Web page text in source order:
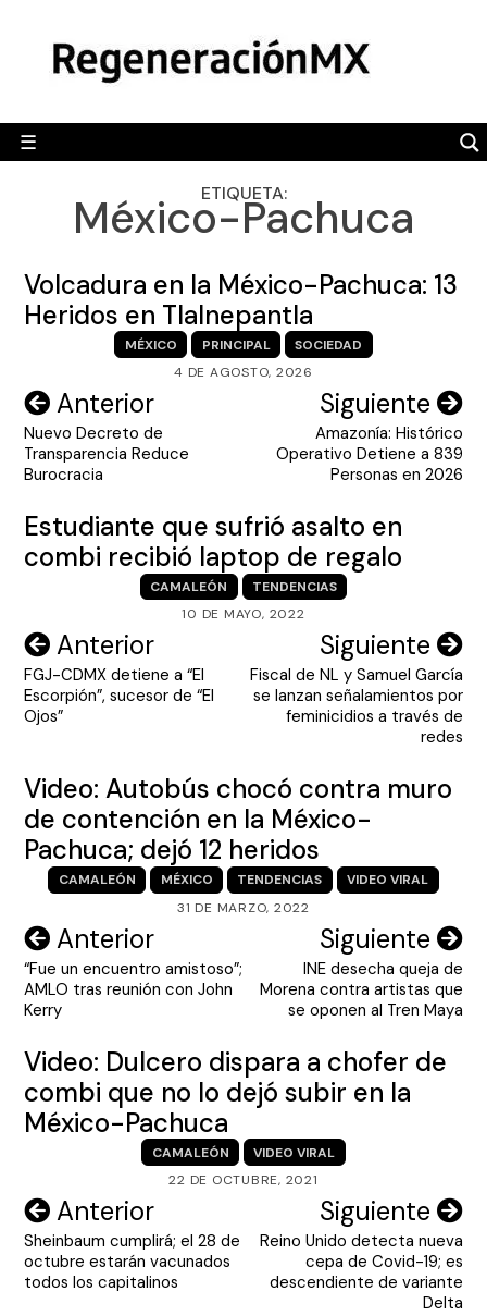
content
☰
POLÍTICA
CAMALEÓN
OPINIÓN
ENGLISH SECTION
VIDEOS
ETIQUETA:
México-Pachuca
Volcadura en la México-Pachuca: 13
Heridos en Tlalnepantla
MÉXICO PRINCIPAL
SOCIEDAD
4 DE AGOSTO, 2026
Navegación
de
entradas
Anterior
Nuevo Decreto de
Transparencia Reduce
Burocracia
Siguiente
Amazonía: Histórico
Operativo Detiene a 839
Personas en 2026
Estudiante que sufrió asalto en
combi recibió laptop de regalo
CAMALEÓN
TENDENCIAS
10 DE MAYO, 2022
Navegación
de
entradas
Anterior
FGJ-CDMX detiene a “El
Escorpión”, sucesor de “El
Ojos”
Siguiente
Fiscal de NL y Samuel García
se lanzan señalamientos por
feminicidios a través de
redes
Video: Autobús chocó contra muro
de contención en la México-
Pachuca; dejó 12 heridos
CAMALEÓN MÉXICO TENDENCIAS
VIDEO VIRAL
31 DE MARZO, 2022
Navegación
de
entradas
Anterior
“Fue un encuentro amistoso”;
AMLO tras reunión con John
Kerry
Siguiente
INE desecha queja de
Morena contra artistas que
se oponen al Tren Maya
Video: Dulcero dispara a chofer de
combi que no lo dejó subir en la
México-Pachuca
CAMALEÓN
VIDEO VIRAL
22 DE OCTUBRE, 2021
Navegación
de
entradas
Anterior
Sheinbaum cumplirá; el 28 de
octubre estarán vacunados
todos los capitalinos
Siguiente
Reino Unido detecta nueva
cepa de Covid-19; es
descendiente de variante
Delta